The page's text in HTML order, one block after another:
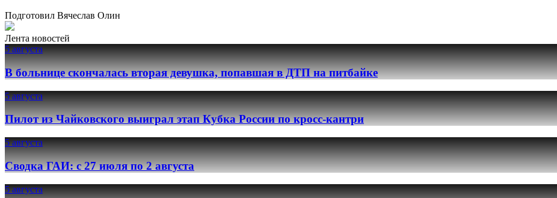
Подготовил Вячеслав Олин
Лента новостей
5 августа
В больнице скончалась вторая девушка, попавшая в ДТП на питбайке
5 августа
Пилот из Чайковского выиграл этап Кубка России по кросс-кантри
5 августа
Сводка ГАИ: с 27 июля по 2 августа
5 августа